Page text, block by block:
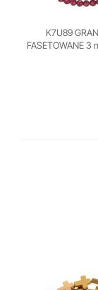
K7U89
FASETOWANE 3